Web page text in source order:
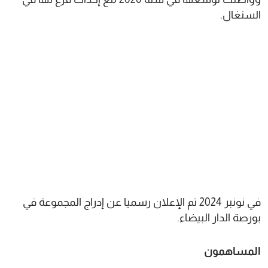
السنغال.
في نونبر 2024 تم الإعلان رسميا عن إدراج المجموعة في
بورصة الدار البيضاء.
المساهمون